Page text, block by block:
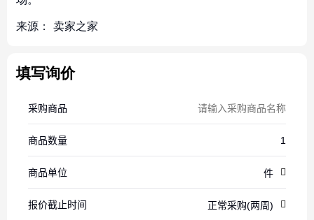
来源： 卖家之家
填写询价